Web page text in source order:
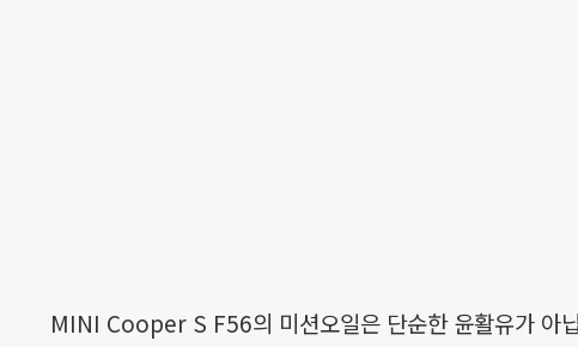
MINI Cooper S F56의 미션오일은 단순한 윤활유가 아